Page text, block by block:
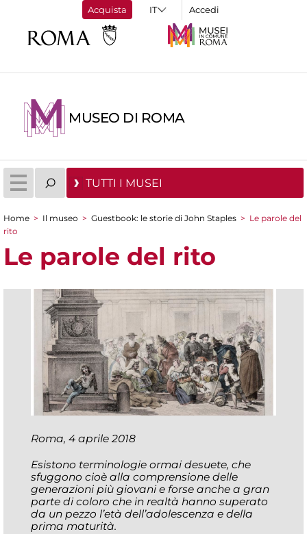
Acquista Accedi
MUSEO DI ROMA
TUTTI I MUSEI
Tu sei qui
Home > Il museo > Guestbook: le storie di John Staples > Le parole del
rito
Le parole del rito
Roma, 4 aprile 2018
Esistono terminologie ormai desuete, che
sfuggono cioè alla comprensione delle
generazioni più giovani e forse anche a gran
parte di coloro che in realtà hanno superato
da un pezzo l’età dell’adolescenza e della
prima maturità.